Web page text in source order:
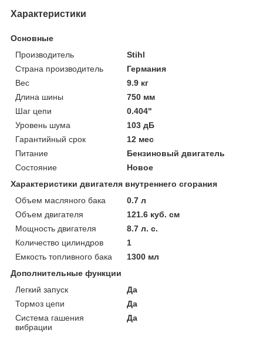
Характеристики
Основные
Производитель
Stihl
Страна производитель
Германия
Вес
9.9 кг
Длина шины
750 мм
Шаг цепи
0.404"
Уровень шума
103 дБ
Гарантийный срок
12 мес
Питание
Бензиновый двигатель
Состояние
Новое
Характеристики двигателя внутреннего сгорания
Объем масляного бака
0.7 л
Объем двигателя
121.6 куб. см
Мощность двигателя
8.7 л. с.
Количество цилиндров
1
Емкость топливного бака
1300 мл
Дополнительные функции
Легкий запуск
Да
Тормоз цепи
Да
Система гашения
вибрации
Да